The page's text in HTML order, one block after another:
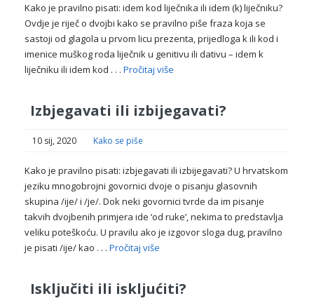
Kako je pravilno pisati: idem kod liječnika ili idem (k) liječniku?
Ovdje je riječ o dvojbi kako se pravilno piše fraza koja se
sastoji od glagola u prvom licu prezenta, prijedloga k ili kod i
imenice muškog roda liječnik u genitivu ili dativu – idem k
liječniku ili idem kod . . . Pročitaj više
Izbjegavati ili izbijegavati?
10 sij, 2020 Kako se piše
Kako je pravilno pisati: izbjegavati ili izbijegavati? U hrvatskom
jeziku mnogobrojni govornici dvoje o pisanju glasovnih
skupina /ije/ i /je/. Dok neki govornici tvrde da im pisanje
takvih dvojbenih primjera ide ‘od ruke’, nekima to predstavlja
veliku poteškoću. U pravilu ako je izgovor sloga dug, pravilno
je pisati /ije/ kao . . . Pročitaj više
Isključiti ili iskljućiti?